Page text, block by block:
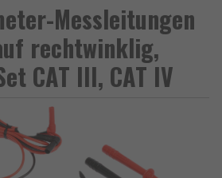
Messleitungen
rechtwinklig,
CAT III, CAT IV